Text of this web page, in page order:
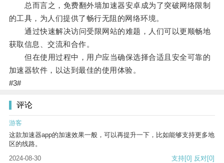
总而言之，免费翻外墙加速器安卓成为了突破网络限制
的工具，为人们提供了畅行无阻的网络环境。
通过快速解决访问受限网站的难题，人们可以更顺畅地
获取信息、交流和合作。
但在使用过程中，用户应当确保选择合适且安全可靠的
加速器软件，以达到最佳的使用体验。
#3#
评论
游客
这款加速器app的加速效果一般，可以再提升一下，比如能够支持更多地
区的线路。
2024-08-30
支持[0] 反对[0]